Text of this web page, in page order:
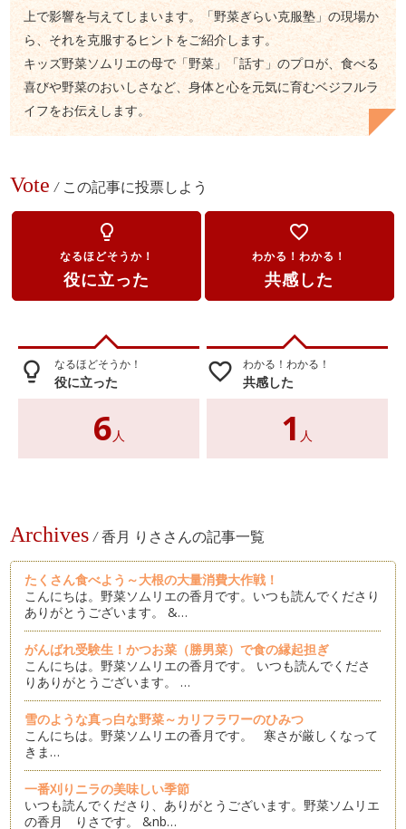
上で影響を与えてしまいます。「野菜ぎらい克服塾」の現場か
ら、それを克服するヒントをご紹介します。
キッズ野菜ソムリエの母で「野菜」「話す」のプロが、食べる
喜びや野菜のおいしさなど、身体と心を元気に育むベジフルラ
イフをお伝えします。
Vote / この記事に投票しよう
lightbulb_outline
なるほどそうか！
役に立った
favorite_border
わかる！わかる！
共感した
lightbulb_outline なるほどそうか！
役に立った
6人
favorite_border わかる！わかる！
共感した
1 人
Archives / 香月 りささんの記事一覧
たくさん食べよう～大根の大量消費大作戦！
こんにちは。野菜ソムリエの香月です。いつも読んでくださり
ありがとうございます。 &…
がんばれ受験生！かつお菜（勝男菜）で食の縁起担ぎ
こんにちは。野菜ソムリエの香月です。 いつも読んでくださ
りありがとうございます。 …
雪のような真っ白な野菜～カリフラワーのひみつ
こんにちは。野菜ソムリエの香月です。 寒さが厳しくなって
きま…
一番刈りニラの美味しい季節
いつも読んでくださり、ありがとうございます。野菜ソムリエ
の香月 りさです。 &nb…